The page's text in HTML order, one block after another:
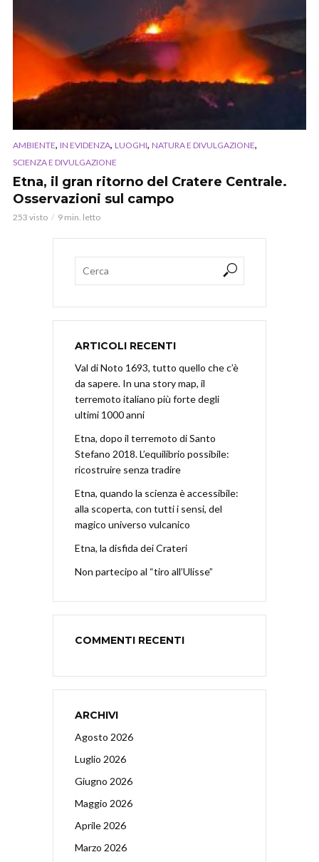
AMBIENTE, IN EVIDENZA, LUOGHI, NATURA E DIVULGAZIONE,
SCIENZA E DIVULGAZIONE
Etna, il gran ritorno del Cratere Centrale.
Osservazioni sul campo
253 visto 9 min. letto
ARTICOLI RECENTI
Val di Noto 1693, tutto quello che c’è
da sapere. In una story map, il
terremoto italiano più forte degli
ultimi 1000 anni
Etna, dopo il terremoto di Santo
Stefano 2018. L’equilibrio possibile:
ricostruire senza tradire
Etna, quando la scienza è accessibile:
alla scoperta, con tutti i sensi, del
magico universo vulcanico
Etna, la disfida dei Crateri
Non partecipo al “tiro all’Ulisse”
COMMENTI RECENTI
ARCHIVI
Agosto 2026
Luglio 2026
Giugno 2026
Maggio 2026
Aprile 2026
Marzo 2026